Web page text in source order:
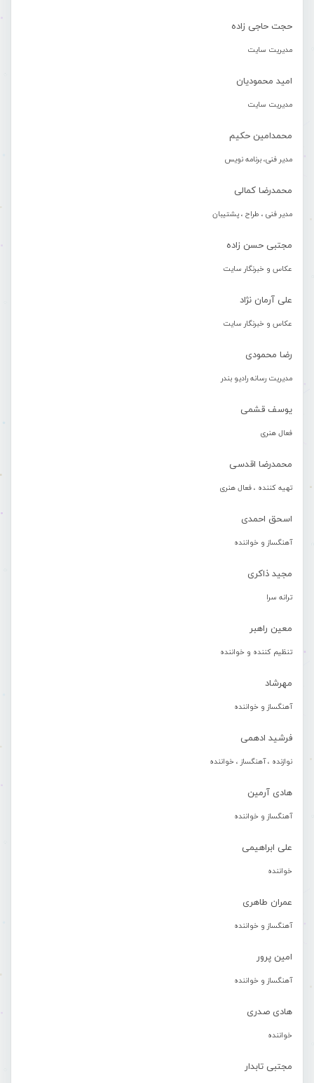
حجت حاجی زاده
مدیریت سایت
امید محمودیان
مدیریت سایت
محمدامین حکیم
مدیر فنی، برنامه نویس
محمدرضا کمالی
مدیر فنی ، طراح ، پشتیبان
مجتبی حسن زاده
عکاس و خبرنگار سایت
علی آرمان نژاد
عکاس و خبرنگار سایت
رضا محمودی
مدیریت رسانه رادیو بندر
یوسف قشمی
فعال هنری
محمدرضا اقدسی
تهیه کننده ، فعال هنری
اسحق احمدی
آهنگساز و خواننده
مجید ذاکری
ترانه سرا
معین راهبر
تنظیم کننده و خواننده
مهرشاد
آهنگساز و خواننده
فرشید ادهمی
نوازنده ، آهنگساز ، خواننده
هادی آرمین
آهنگساز و خواننده
علی ابراهیمی
خواننده
عمران طاهری
آهنگساز و خواننده
امین پرور
آهنگساز و خواننده
هادی صدری
خواننده
مجتبی تابدار